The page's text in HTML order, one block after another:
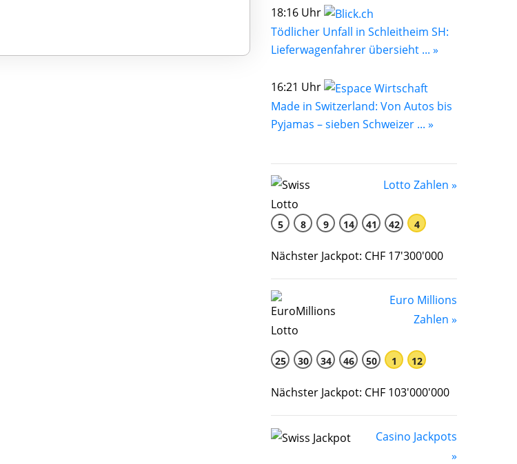
18:16 Uhr
Tödlicher Unfall in Schleitheim SH:
Lieferwagenfahrer übersieht ... »
16:21 Uhr
Made in Switzerland: Von Autos bis
Pyjamas – sieben Schweizer ... »
Lotto Zahlen »
5 8 9 14 41 42 4
Nächster Jackpot: CHF 17'300'000
Euro Millions
Zahlen »
25 30 34 46 50 1 12
Nächster Jackpot: CHF 103'000'000
Casino Jackpots
»